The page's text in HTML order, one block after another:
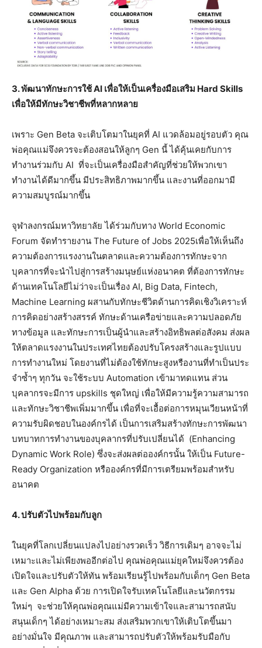
3. พัฒนาทักษะการใช้ AI เพื่อให้เป็นเครื่องมือเสริม Hard Skills
เพื่อให้มีทักษะวิชาชีพที่หลากหลาย
เพราะ Gen Beta จะเติบโตมาในยุคที่ AI แวดล้อมอยู่รอบตัว คุณ
พ่อคุณแม่จึงควรจะต้องสอนให้ลูกๆ Gen นี้ ได้คุ้นเคยกับการ
ทำงานร่วมกับ AI ที่จะเป็นเครื่องมือสำคัญที่ช่วยให้พวกเขา
ทำงานได้ดีมากขึ้น มีประสิทธิภาพมากขึ้น และงานที่ออกมามี
ความสมบูรณ์มากขึ้น
จุฬาลงกรณ์มหาวิทยาลัย ได้ร่วมกับทาง World Economic
Forum จัดทำรายงาน The Future of Jobs 2025เพื่อให้เห็นถึง
ความต้องการแรงงานในตลาดและความต้องการทักษะจาก
บุคลากรที่จะนำไปสู่การสร้างมนุษย์แห่งอนาคต ที่ต้องการทักษะ
ด้านเทคโนโลยีไม่ว่าจะเป็นเรื่อง AI, Big Data, Fintech,
Machine Learning ผสานกับทักษะชีวิตด้านการคิดเชิงวิเคราะห์
การคิดอย่างสร้างสรรค์ ทักษะด้านเครือข่ายและความปลอดภัย
ทางข้อมูล และทักษะการเป็นผู้นำและสร้างอิทธิพลต่อสังคม ส่งผล
ให้ตลาดแรงงานในประเทศไทยต้องปรับโครงสร้างและรูปแบบ
การทำงานใหม่ โดยงานที่ไม่ต้องใช้ทักษะสูงหรืองานที่ทำเป็นประ
จำซ้ำๆ ทุกวัน จะใช้ระบบ Automation เข้ามาทดแทน ส่วน
บุคลากรจะมีการ upskills ชุดใหญ่ เพื่อให้มีความรู้ความสามารถ
และทักษะวิชาชีพเพิ่มมากขึ้น เพื่อที่จะเอื้อต่อการหมุนเวียนหน้าที่
ความรับผิดชอบในองค์กรได้ เป็นการเสริมสร้างทักษะการพัฒนา
บทบาทการทำงานของบุคลากรที่ปรับเปลี่ยนได้ (Enhancing
Dynamic Work Role) ซึ่งจะส่งผลต่อองค์กรนั้น ให้เป็น Future-
Ready Organization หรือองค์กรที่มีการเตรียมพร้อมสำหรับ
อนาคต
4. ปรับตัวไปพร้อมกับลูก
ในยุคที่โลกเปลี่ยนแปลงไปอย่างรวดเร็ว วิธีการเดิมๆ อาจจะไม่
เหมาะและไม่เพียงพออีกต่อไป คุณพ่อคุณแม่ยุคใหม่จึงควรต้อง
เปิดใจและปรับตัวให้ทัน พร้อมเรียนรู้ไปพร้อมกับเด็กๆ Gen Beta
และ Gen Alpha ด้วย การเปิดใจรับเทคโนโลยีและนวัตกรรม
ใหม่ๆ จะช่วยให้คุณพ่อคุณแม่มีความเข้าใจและสามารถสนับ
สนุนเด็กๆ ได้อย่างเหมาะสม ส่งเสริมพวกเขาให้เติบโตขึ้นมา
อย่างมั่นใจ มีคุณภาพ และสามารถปรับตัวให้พร้อมรับมือกับ